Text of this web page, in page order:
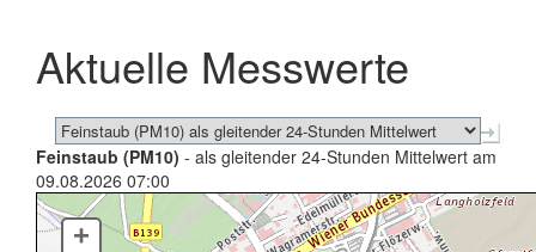
schließen
Aktuelle Messwerte
Feinstaub (PM10) - als gleitender 24-Stunden Mittelwert am
09.08.2026 07:00
+